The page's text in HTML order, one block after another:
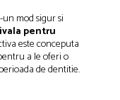
mod sigur si
pentru
este conceputa
a le oferi o
de dentitie.